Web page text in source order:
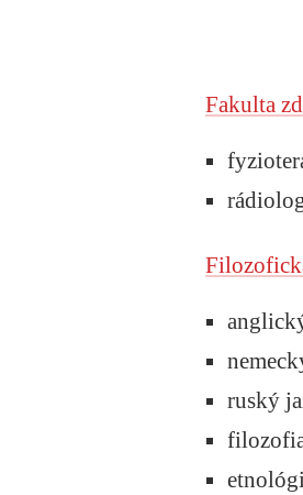
Fakulta
ruský